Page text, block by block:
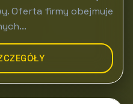
Oferta firmy obejmuje